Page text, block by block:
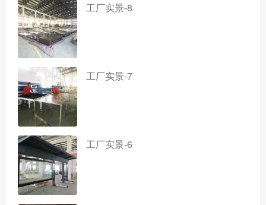
工厂实景-8
工厂实景-7
工厂实景-6